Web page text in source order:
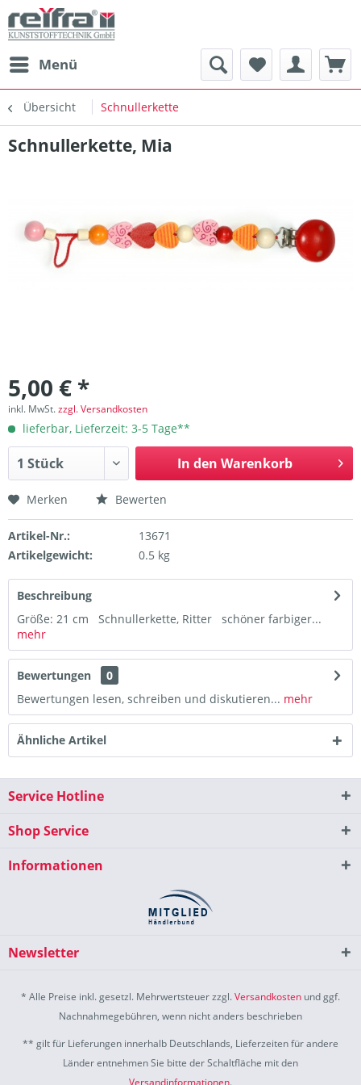
Menü
Übersicht Schnullerkette
Schnullerkette, Mia
5,00 € *
inkl. MwSt.zzgl. Versandkosten
lieferbar, Lieferzeit: 3-5 Tage**
In den Warenkorb
Merken Bewerten
Artikel-Nr.:
13671
Artikelgewicht:
0.5 kg
Beschreibung
Größe: 21 cm Schnullerkette, Ritter schöner farbiger...
mehr
Bewertungen
0
Bewertungen lesen, schreiben und diskutieren... mehr
Ähnliche Artikel
Service Hotline
Shop Service
Informationen
Newsletter
* Alle Preise inkl. gesetzl. Mehrwertsteuer zzgl.Versandkosten und ggf.
Nachnahmegebühren, wenn nicht anders beschrieben
** gilt für Lieferungen innerhalb Deutschlands, Lieferzeiten für andere
Länder entnehmen Sie bitte der Schaltfläche mit den